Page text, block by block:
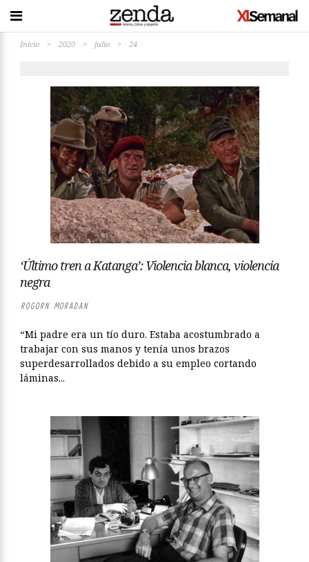
Inicio > 2020 > julio > 24
‘Último tren a Katanga’: Violencia blanca, violencia
negra
ROGORN MORADAN
“Mi padre era un tío duro. Estaba acostumbrado a
trabajar con sus manos y tenía unos brazos
superdesarrollados debido a su empleo cortando
láminas...